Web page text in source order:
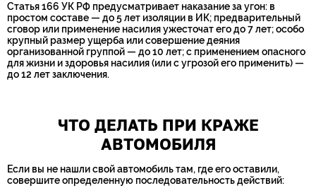
Статья 166 УК РФ предусматривает наказание за угон: в
простом составе — до 5 лет изоляции в ИК; предварительный
сговор или применение насилия ужесточат его до 7 лет; особо
крупный размер ущерба или совершение деяния
организованной группой — до 10 лет; с применением опасного
для жизни и здоровья насилия (или с угрозой его применить) —
до 12 лет заключения.
ЧТО ДЕЛАТЬ ПРИ КРАЖЕ
АВТОМОБИЛЯ
Если вы не нашли свой автомобиль там, где его оставили,
совершите определенную последовательность действий: